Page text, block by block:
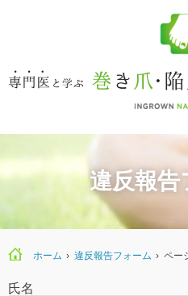
シェア 掲示板
違反報告
ホーム › 違反報告フォーム › ペー
氏名